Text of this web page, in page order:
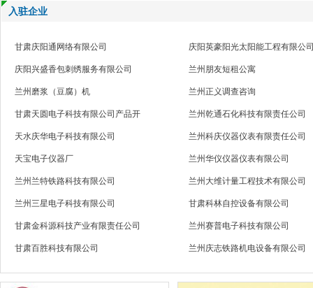
入驻企业
甘肃庆阳通网络有限公司 庆阳英豪阳光太阳能工程有限公
庆阳兴盛香包刺绣服务有限公司 兰州朋友短租公寓
兰州磨浆（豆腐）机 兰州正义调查咨询
甘肃天圆电子科技有限公司产品开
发销售部
兰州乾通石化科技有限责任公司
天水庆华电子科技有限公司 兰州科庆仪器仪表有限责任公司
天宝电子仪器厂 兰州华仪仪器仪表有限公司
兰州兰特铁路科技有限公司 兰州大维计量工程技术有限公司
兰州三星电子科技有限公司 甘肃科林自控设备有限公司
甘肃金科源科技产业有限责任公司 兰州赛普电子科技有限公司
甘肃百胜科技有限公司 兰州庆志铁路机电设备有限公司